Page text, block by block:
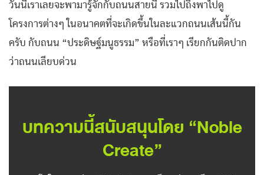
วันนี้เราเลยจะพามารู้จักกับถนนสายนี้ รวมไปถึงพาไปดู
โครงการต่างๆ ในอนาคตที่จะเกิดขึ้นในละแวกถนนเส้นนี้กัน
ครับ กับถนน “ประดิษฐ์มนูธรรม” หรือที่เราๆ เรียกกันติดปาก
ว่าถนนเลียบด่วน
บทความนี้สนับสนุนโดย “Noble
Create”